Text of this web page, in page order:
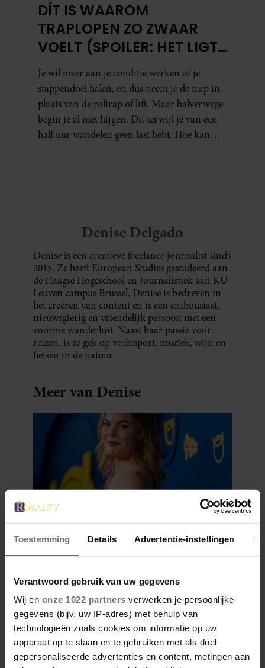
Toestemming Details Advertentie-instellingen
Verantwoord gebruik van uw gegevens
Wij en onze 1022 partners verwerken je persoonlijke
gegevens (bijv. uw IP-adres) met behulp van
technologieën zoals cookies om informatie op uw
apparaat op te slaan en te gebruiken met als doel
gepersonaliseerde advertenties en content, metingen aan
DÍT IS WAAROM
TRAPLOPEN ZO ZWAAR
VOELT (SPOILER: HET LIGT
NIET AAN JE CONDITIE)
Je wil meer aan je conditie werken of je
stappendoel halen, en dus neem je de trap in
plaats van de roltrap of lift. Maar halverwege
begin je al met hijgen. Dit terwijl je van een
half uur wandelen geen last hebt. Hoe kan
Denise Delgado
Denise is een creatieve freelance journalist sinds
2015. Ze heeft European Studies gestudeerd aan
de Haagse Hogeschool en Journalistiek aan KU
Leuven campus Brussel. Denise is bedreven in
het creëren van content en is een enthousiast,
nieuwsgierig en vriendelijk persoon met een
enorme wanderlust. Naast haar passie voor
reizen, is ze gek op vechtsport, muziek, wijn en
fietsen in de natuur.
Meer van Denise
28 april 2026
DÍT ZIJN FAVORIETE
RESTAURANTS VAN ELOISE